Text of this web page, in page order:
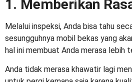
1. Memberikan
Melalui inspeksi, Anda bisa tahu
sesungguhnya mobil bekas yang
hal ini membuat Anda merasa lebih
Anda tidak merasa khawatir lagi